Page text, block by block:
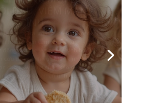
CÀNG BẠO HÀNH,
CÀNG THƯƠNG
VÀ BẢO VỆ
điều khiến nhiều người khó hiểu
chấn thời thơ ấu là: tại sao một
đập, sỉ nhục hoặc làm tổn thương
bênh vực và bảo vệ chính cha
Nhiều người nhìn từ bên ngoài có
thể nghĩ rằng đứa trẻ...